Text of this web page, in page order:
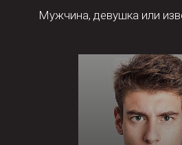
Мужчина, девушка или